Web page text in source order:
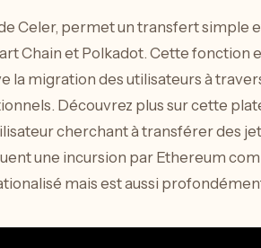
Celer, permet un transfert simple
Chain et Polkadot. Cette fonction
la migration des utilisateurs à
Découvrez plus sur cette
cherchant à transférer des
une incursion par Ethereum
mais est aussi